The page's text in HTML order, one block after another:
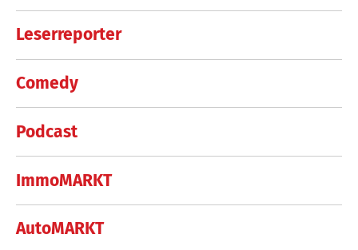
Leserreporter
Comedy
Podcast
ImmoMARKT
AutoMARKT